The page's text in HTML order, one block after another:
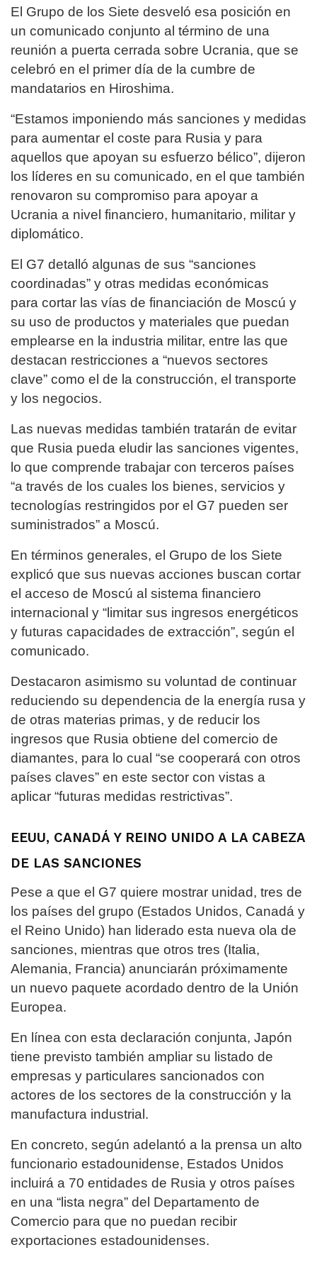
El Grupo de los Siete desveló esa posición en
un comunicado conjunto al término de una
reunión a puerta cerrada sobre Ucrania, que se
celebró en el primer día de la cumbre de
mandatarios en Hiroshima.
“Estamos imponiendo más sanciones y medidas
para aumentar el coste para Rusia y para
aquellos que apoyan su esfuerzo bélico”, dijeron
los líderes en su comunicado, en el que también
renovaron su compromiso para apoyar a
Ucrania a nivel financiero, humanitario, militar y
diplomático.
El G7 detalló algunas de sus “sanciones
coordinadas” y otras medidas económicas
para cortar las vías de financiación de Moscú y
su uso de productos y materiales que puedan
emplearse en la industria militar, entre las que
destacan restricciones a “nuevos sectores
clave” como el de la construcción, el transporte
y los negocios.
Las nuevas medidas también tratarán de evitar
que Rusia pueda eludir las sanciones vigentes,
lo que comprende trabajar con terceros países
“a través de los cuales los bienes, servicios y
tecnologías restringidos por el G7 pueden ser
suministrados” a Moscú.
En términos generales, el Grupo de los Siete
explicó que sus nuevas acciones buscan cortar
el acceso de Moscú al sistema financiero
internacional y “limitar sus ingresos energéticos
y futuras capacidades de extracción”, según el
comunicado.
Destacaron asimismo su voluntad de continuar
reduciendo su dependencia de la energía rusa y
de otras materias primas, y de reducir los
ingresos que Rusia obtiene del comercio de
diamantes, para lo cual “se cooperará con otros
países claves” en este sector con vistas a
aplicar “futuras medidas restrictivas”.
EEUU, CANADÁ Y REINO UNIDO A LA CABEZA
DE LAS SANCIONES
Pese a que el G7 quiere mostrar unidad, tres de
los países del grupo (Estados Unidos, Canadá y
el Reino Unido) han liderado esta nueva ola de
sanciones, mientras que otros tres (Italia,
Alemania, Francia) anunciarán próximamente
un nuevo paquete acordado dentro de la Unión
Europea.
En línea con esta declaración conjunta, Japón
tiene previsto también ampliar su listado de
empresas y particulares sancionados con
actores de los sectores de la construcción y la
manufactura industrial.
En concreto, según adelantó a la prensa un alto
funcionario estadounidense, Estados Unidos
incluirá a 70 entidades de Rusia y otros países
en una “lista negra” del Departamento de
Comercio para que no puedan recibir
exportaciones estadounidenses.